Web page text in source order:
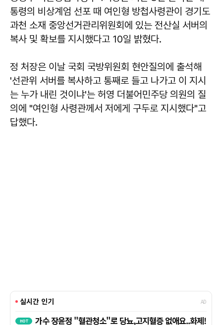
통령의 비상계엄 선포 때 여인형 방첩사령관이 경기도
과천 소재 중앙선거관리위원회에 있는 전산실 서버의
복사 및 확보를 지시했다고 10일 밝혔다.
정 처장은 이날 국회 국방위원회 현안질의에 출석해
'선관위 서버를 복사하고 통째로 들고 나가고 이 지시
는 누가 내린 것이냐'는 허영 더불어민주당 의원의 질
의에 "여인형 사령관께서 저에게 구두로 지시했다"고
답했다.